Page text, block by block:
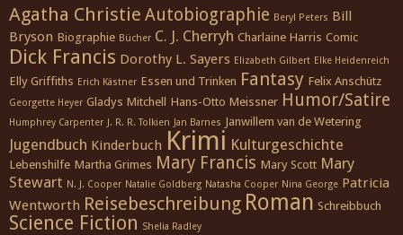
Agatha Christie Autobiographie Beryl Peters Bill
Bryson Biographie Bücher C. J. Cherryh Charlaine Harris Comic
Dick Francis Dorothy L. Sayers Elizabeth Gilbert Elke Heidenreich
Elly Griffiths Erich Kästner Essen und Trinken Fantasy Felix Anschütz
Georgette Heyer Gladys Mitchell Hans-Otto Meissner Humor/Satire
Humphrey Carpenter J. R. R. Tolkien Jan Barnes Janwillem van de Wetering
Jugendbuch Kinderbuch Krimi Kulturgeschichte
Lebenshilfe Martha Grimes Mary Francis Mary Scott Mary
Stewart N. J. Cooper Natalie Goldberg Natasha Cooper Nina George Patricia
Wentworth Reisebeschreibung Roman Schreibbuch
Science Fiction Shelia Radley